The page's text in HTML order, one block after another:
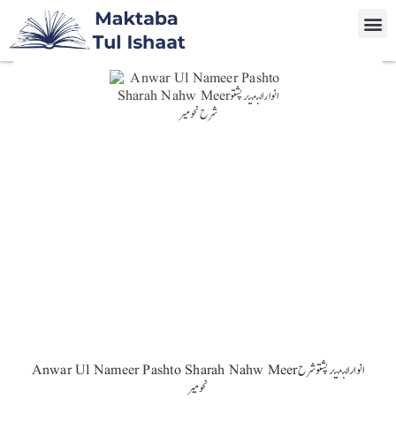
Anwar Ul Nameer Pashto Sharah Nahw Meerانوارالنمیر پشتو شرح
نحومیر